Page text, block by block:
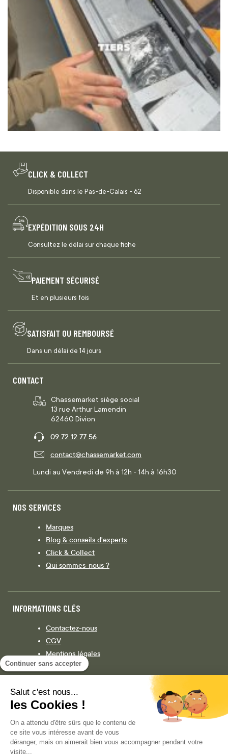
Continuer sans accepter
Salut c'est nous...
les Cookies !
On a attendu d'être sûrs que le contenu de
ce site vous intéresse avant de vous
déranger, mais on aimerait bien vous accompagner pendant votre
visite...
CLICK & COLLECT
Disponible dans le Pas-de-Calais - 62
EXPÉDITION SOUS 24H
Consultez le délai sur chaque fiche
PAIEMENT SÉCURISÉ
Et en plusieurs fois
SATISFAIT OU REMBOURSÉ
Dans un délai de 14 jours
CONTACT
Chassemarket siège social
13 rue Arthur Lamendin
62460 Divion
09 72 12 77 56
contact@chassemarket.com
Lundi au Vendredi de 9h à 12h - 14h à 16h30
NOS SERVICES
Marques
Blog & conseils d'experts
Click & Collect
Qui sommes-nous ?
INFORMATIONS CLÉS
Contactez-nous
CGV
Mentions légales
Législation
Facebook Instagram